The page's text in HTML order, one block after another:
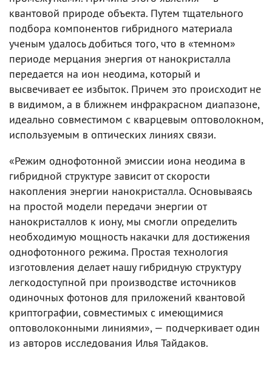
квантовой природе объекта. Путем тщательного
подбора компонентов гибридного материала
ученым удалось добиться того, что в «темном»
периоде мерцания энергия от нанокристалла
передается на ион неодима, который и
высвечивает ее избыток. Причем это происходит не
в видимом, а в ближнем инфракрасном диапазоне,
идеально совместимом с кварцевым оптоволокном,
используемым в оптических линиях связи.
«Режим однофотонной эмиссии иона неодима в
гибридной структуре зависит от скорости
накопления энергии нанокристалла. Основываясь
на простой модели передачи энергии от
нанокристаллов к иону, мы смогли определить
необходимую мощность накачки для достижения
однофотонного режима. Простая технология
изготовления делает нашу гибридную структуру
легкодоступной при производстве источников
одиночных фотонов для приложений квантовой
криптографии, совместимых с имеющимися
оптоволоконными линиями», — подчеркивает один
из авторов исследования Илья Тайдаков.